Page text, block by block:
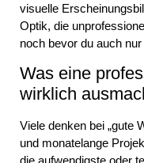
visuelle
Optik, die
noch bevor du auch
Was eine
wirklich
Viele denken bei „gute
und monatelange